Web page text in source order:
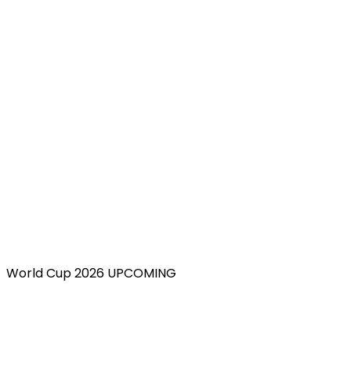
World Cup 2026 UPCOMING